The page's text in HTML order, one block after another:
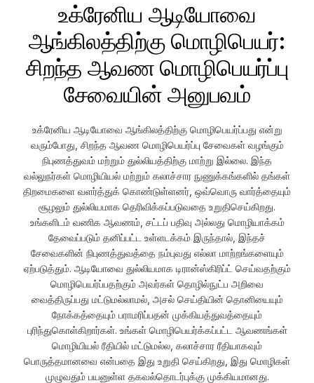
உக்ரேனிய ஆடியோவை
ஆங்கிலத்திற்கு மொழிபெயர்:
சிறந்த ஆவண மொழிபெயர்ப்பு
சேவையின் அனுபவம்
உக்ரேனிய ஆடியோவை ஆங்கிலத்திற்கு மொழிபெயர்ப்பது என்று
வரும்போது, சிறந்த ஆவண மொழிபெயர்ப்பு சேவைகள் வழங்கும்
நிபுணத்துவம் மற்றும் துல்லியத்திற்கு மாற்று இல்லை. இந்த
வல்லுநர்கள் மொழியியல் மற்றும் கலாச்சார நுணுக்கங்களில் தங்கள்
திறமைகளை வளர்த்துக் கொண்டுள்ளனர், ஒவ்வொரு வார்த்தையும்
சூழலும் துல்லியமாக தெரிவிக்கப்படுவதை உறுதிசெய்கிறது.
உங்களிடம் வணிக ஆவணம், சட்டப் பதிவு அல்லது மொழியாக்கம்
தேவைப்படும் தனிப்பட்ட உள்ளடக்கம் இருந்தால், இந்தச்
சேவைகளின் நிபுணத்துவத்தை நம்புவது எல்லா மாற்றங்களையும்
ஏற்படுத்தும். ஆடியோவை துல்லியமாக டிரான்ஸ்கிரிப்ட் செய்வதற்கும்
மொழிபெயர்ப்பதற்கும் அவர்கள் தொழில்நுட்ப அறிவை
வைத்திருப்பது மட்டுமல்லாமல், அசல் செய்தியின் தொனியையும்
நோக்கத்தையும் பராமரிப்பதன் முக்கியத்துவத்தையும்
புரிந்துகொள்கிறார்கள். உங்கள் மொழிபெயர்க்கப்பட்ட ஆவணங்கள்
மொழியியல் ரீதியில் மட்டுமல்ல, கலாச்சார ரீதியாகவும்
பொருத்தமானவை என்பதை இது உறுதி செய்கிறது, இது மொழிகள்
முழுவதும் பயனுள்ள தகவல்தொடர்புக்கு முக்கியமானது.